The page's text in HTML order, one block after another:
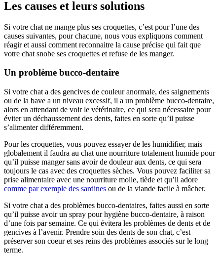
Les causes et leurs solutions
Si votre chat ne mange plus ses croquettes, c’est pour l’une des
causes suivantes, pour chacune, nous vous expliquons comment
réagir et aussi comment reconnaitre la cause précise qui fait que
votre chat snobe ses croquettes et refuse de les manger.
Un problème bucco-dentaire
Si votre chat a des gencives de couleur anormale, des saignements
ou de la bave a un niveau excessif, il a un problème bucco-dentaire,
alors en attendant de voir le vétérinaire, ce qui sera nécessaire pour
éviter un déchaussement des dents, faites en sorte qu’il puisse
s’alimenter différemment.
Pour les croquettes, vous pouvez essayer de les humidifier, mais
globalement il faudra au chat une nourriture totalement humide pour
qu’il puisse manger sans avoir de douleur aux dents, ce qui sera
toujours le cas avec des croquettes sèches. Vous pouvez faciliter sa
prise alimentaire avec une nourriture molle, tiède et qu’il adore
comme par exemple des sardines ou de la viande facile à mâcher.
Si votre chat a des problèmes bucco-dentaires, faites aussi en sorte
qu’il puisse avoir un spray pour hygiène bucco-dentaire, à raison
d’une fois par semaine. Ce qui évitera les problèmes de dents et de
gencives à l’avenir. Prendre soin des dents de son chat, c’est
préserver son coeur et ses reins des problèmes associés sur le long
terme.